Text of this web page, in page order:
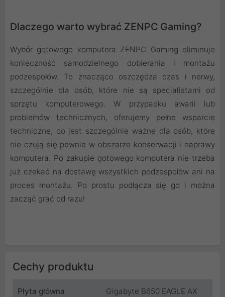
Dlaczego warto wybrać ZENPC Gaming?
Wybór gotowego komputera ZENPC Gaming eliminuje
konieczność samodzielnego dobierania i montażu
podzespołów. To znacząco oszczędza czas i nerwy,
szczególnie dla osób, które nie są specjalistami od
sprzętu komputerowego. W przypadku awarii lub
problemów technicznych, oferujemy pełne wsparcie
techniczne, co jest szczególnie ważne dla osób, które
nie czują się pewnie w obszarze konserwacji i naprawy
komputera. Po zakupie gotowego komputera nie trzeba
już czekać na dostawę wszystkich podzespołów ani na
proces montażu. Po prostu podłącza się go i można
zacząć grać od razu!
Cechy produktu
Płyta główna Gigabyte B650 EAGLE AX